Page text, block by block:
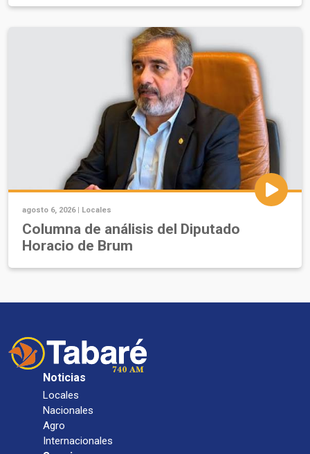
agosto 6, 2026 | Locales
Columna de análisis del Diputado
Horacio de Brum
Noticias
Locales
Nacionales
Agro
Internacionales